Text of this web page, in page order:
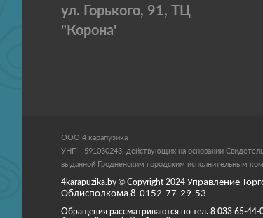
ул. Горького, 91, ТЦ
"Корона'
ООО 4 карапузика
УНП - 591030243, действующих на основании
выданной Гродненским городским исполнительным
4karapuzika.by © Copyright 2024 Управление
Облисполкома 8-0152-77-29-53
Обращения рассматриваются по тел. 8 033 65-44-